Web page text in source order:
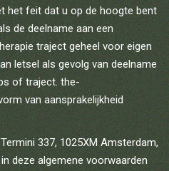
het feit dat u op de hoogte bent
de deelname aan een
traject geheel voor eigen
letsel als gevolg van deelname
of traject. the-
van aansprakelijkheid
337, 1025XM Amsterdam,
deze algemene voorwaarden